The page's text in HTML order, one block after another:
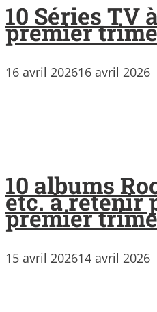
10 Séries TV
premier
16 avril 202616 avril 2026
10 albums
etc. à retenir
premier
15 avril 202614 avril 2026